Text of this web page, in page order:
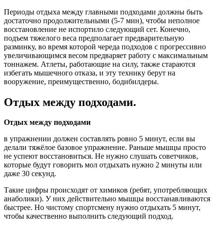
Периоды отдыха между главными подходами должны быть
достаточно продолжительными (5-7 мин), чтобы неполное
восстановление не испортило следующий сет. Конечно,
подъем тяжелого веса предполагает предварительную
разминку, во время которой череда подходов с прогрессивно
увеличивающимся весом предваряет работу с максимальным
тоннажем. Атлеты, работающие на силу, также стараются
избегать мышечного отказа, и эту технику берут на
вооружение, преимущественно, бодибилдеры.
Отдых между подходами.
Отдых между подходами
в упражнении должен составлять ровно 5 минут, если вы
делали тяжёлое базовое упражнение. Раньше мышцы просто
не успеют восстановиться. Не нужно слушать советчиков,
которые будут говорить мол отдыхать нужно 2 минуты или
даже 30 секунд.
Такие цифры происходят от химиков (ребят, употребляющих
анаболики). У них действительно мышцы восстанавливаются
быстрее. Но чистому спортсмену нужно отдыхать 5 минут,
чтобы качественно выполнить следующий подход.